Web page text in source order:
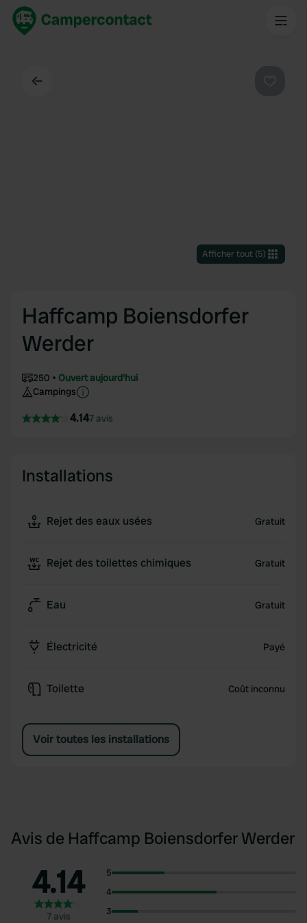
Afficher tout(5)
Haffcamp Boiensdorfer
Werder
250
Ouvert aujourd'hui
Campings
4.147 avis
Installations
Rejet des eaux usées Gratuit
Rejet des toilettes chimiques Gratuit
Eau Gratuit
Électricité Payé
Toilette Coût inconnu
Voir toutes les installations
Avis de Haffcamp Boiensdorfer Werder
4.14
7 avis
5
4
3